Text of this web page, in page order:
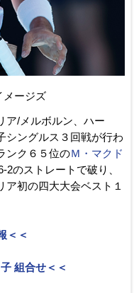
メージズ
ア/メルボルン、ハー
シングルス３回戦が行わ
ンク６５位のＭ・マクド
2のストレートで破り、
初の四大大会ベスト１
＜＜
組合せ＜＜